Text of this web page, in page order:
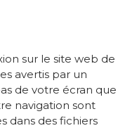
sur le site web de
avertis par un
de votre écran que
navigation sont
dans des fichiers